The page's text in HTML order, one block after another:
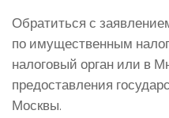
Обратиться с
по имущественным
налоговый орган или в
предоставления
Москвы.